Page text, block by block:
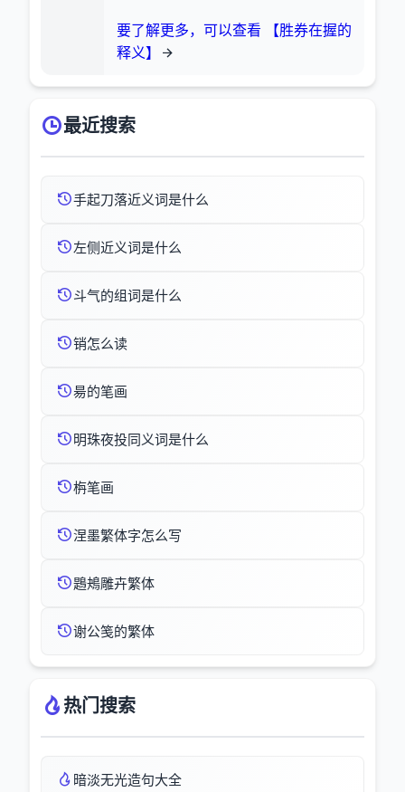
要了解更多，可以查看 【胜券在握的
释义】
最近搜索
手起刀落近义词是什么
左侧近义词是什么
斗气的组词是什么
销怎么读
昜的笔画
明珠夜投同义词是什么
栴笔画
涅墨繁体字怎么写
鶗鴂雕卉繁体
谢公笺的繁体
热门搜索
暗淡无光造句大全